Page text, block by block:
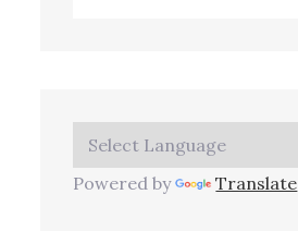
Powered by Translate